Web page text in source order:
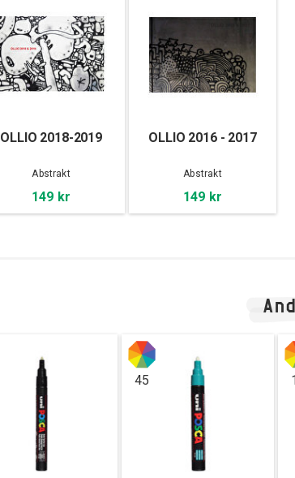
OLLIO 2018-2019
Abstrakt
149 kr
OLLIO 2016 - 2017
Abstrakt
149 kr
45